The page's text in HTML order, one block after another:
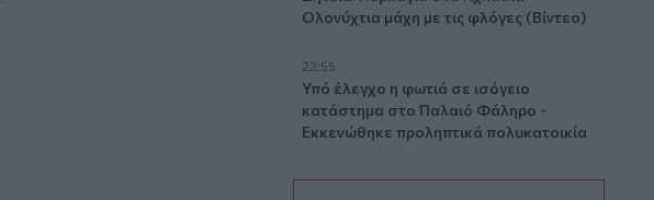
Ολονύχτια μάχη με τις φλόγες (Βίντεο)
23:55
Υπό έλεγχο η φωτιά σε ισόγειο
κατάστημα στο Παλαιό Φάληρο -
Εκκενώθηκε προληπτικά πολυκατοικία
23:38